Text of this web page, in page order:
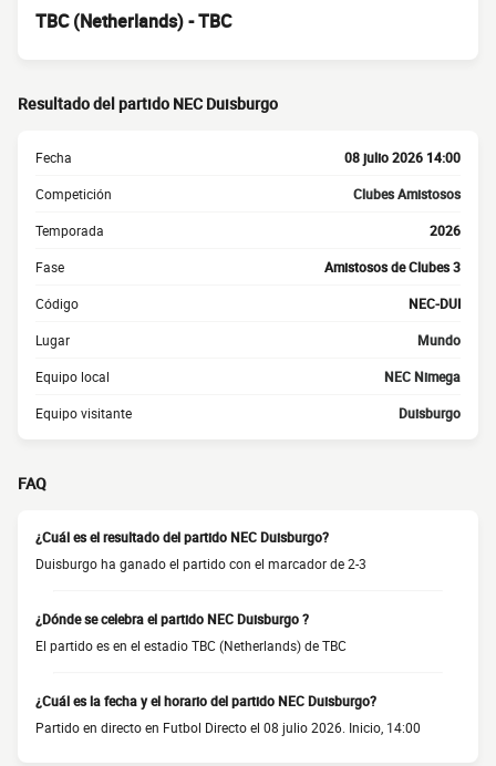
TBC (Netherlands) - TBC
Resultado del partido NEC Duisburgo
Fecha 08 julio 2026 14:00
Competición Clubes Amistosos
Temporada 2026
Fase Amistosos de Clubes 3
Código NEC-DUI
Lugar Mundo
Equipo local NEC Nimega
Equipo visitante Duisburgo
FAQ
¿Cuál es el resultado del partido NEC Duisburgo?
Duisburgo ha ganado el partido con el marcador de 2-3
¿Dónde se celebra el partido NEC Duisburgo ?
El partido es en el estadio TBC (Netherlands) de TBC
¿Cuál es la fecha y el horario del partido NEC Duisburgo?
Partido en directo en Futbol Directo el 08 julio 2026. Inicio, 14:00